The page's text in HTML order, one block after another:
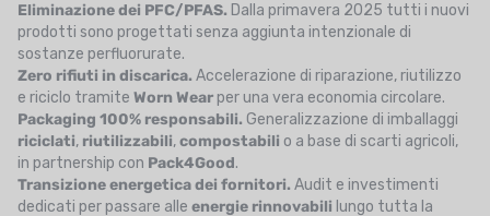
Eliminazione dei PFC/PFAS. Dalla primavera 2025 tutti i nuovi
prodotti sono progettati senza aggiunta intenzionale di
sostanze perfluorurate.
Zero rifiuti in discarica. Accelerazione di riparazione, riutilizzo
e riciclo tramite Worn Wear per una vera economia circolare.
Packaging 100% responsabili. Generalizzazione di imballaggi
riciclati, riutilizzabili,compostabili o a base di scarti agricoli,
in partnership con Pack4Good.
Transizione energetica dei fornitori. Audit e investimenti
dedicati per passare alle energie rinnovabili lungo tutta la